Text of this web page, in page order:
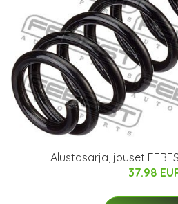
Alustasarja, jouset
37.98